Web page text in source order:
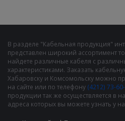
В разделе "Кабельная продукция"
представлен широкий ассортимент
найдете различные кабеля с
характеристиками. Заказать
Хабаровску и Комсомольску можно
на сайте или по телефону (4212) 73-
продукции так же осуществляется в
адреса которых вы можете узнать у